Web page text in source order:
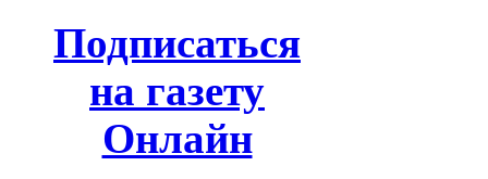
Подписаться
на газету
Онлайн